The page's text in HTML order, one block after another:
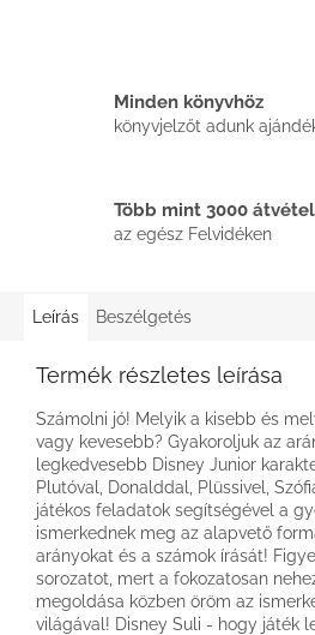
Minden könyvhöz
könyvjelzőt adunk
Több mint 3000
az egész Felvidéken
Leírás Beszélgetés
Termék részletes leírása
Számolni jó! Melyik a kisebb és
vagy kevesebb? Gyakoroljuk az
legkedvesebb Disney Junior
Plutóval, Donalddal, Plüssivel,
játékos feladatok segítségével a
ismerkednek meg az alapvető
arányokat és a számok írását!
sorozatot, mert a fokozatosan
megoldása közben öröm az
világával! Disney Suli - hogy játék